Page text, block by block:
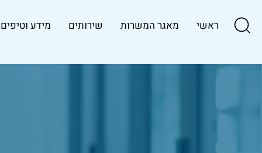
ראשי מאגר המשרות שירותים מידע וטיפים